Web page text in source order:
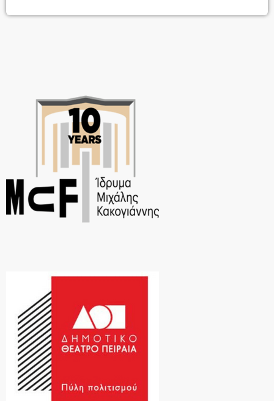
εξαιρετική ποιητική συλλογή του : Αγνώστου «Η ΒΙΑ ΤΟΥ ΒΙΟΥ»Ένα